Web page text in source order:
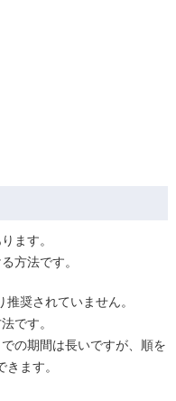
ます。
方法です。
奨されていません。
です。
の期間は長いですが、順を
ます。